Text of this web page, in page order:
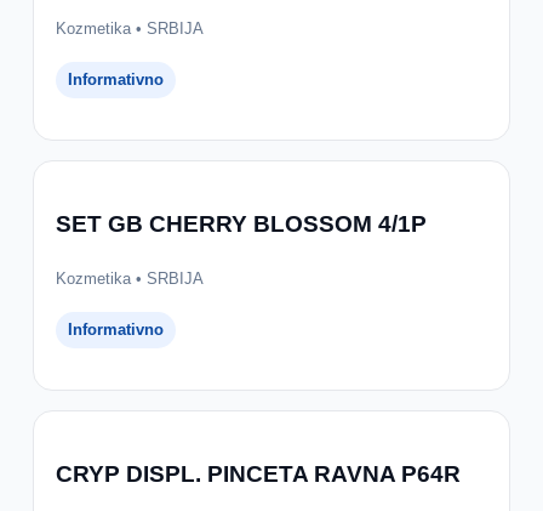
Kozmetika • SRBIJA
Informativno
SET GB CHERRY BLOSSOM 4/1P
Kozmetika • SRBIJA
Informativno
CRYP DISPL. PINCETA RAVNA P64R